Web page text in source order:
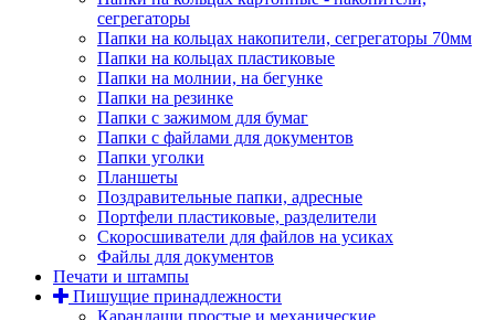
сегрегаторы
Папки на кольцах накопители, сегрегаторы 70мм
Папки на кольцах пластиковые
Папки на молнии, на бегунке
Папки на резинке
Папки с зажимом для бумаг
Папки с файлами для документов
Папки уголки
Планшеты
Поздравительные папки, адресные
Портфели пластиковые, разделители
Скоросшиватели для файлов на усиках
Файлы для документов
Печати и штампы
Пишущие принадлежности
Карандаши простые и механические